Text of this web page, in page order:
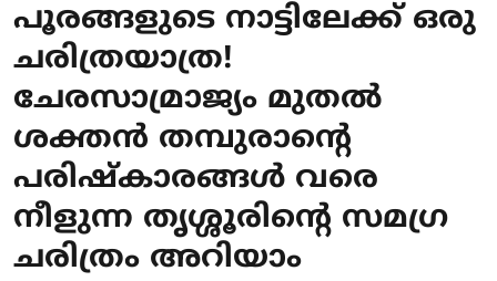
പൂരങ്ങളുടെ നാട്ടിലേക്ക് ഒരു
ചരിത്രയാത്ര!
ചേരസാമ്രാജ്യം മുതൽ
ശക്തൻ തമ്പുരാന്റെ
പരിഷ്കാരങ്ങൾ വരെ
നീളുന്ന തൃശ്ശൂരിന്റെ സമഗ്ര
ചരിത്രം അറിയാം